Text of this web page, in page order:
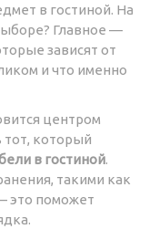
в гостиной. На
Главное —
зависят от
и что именно
центром
тот, который
в гостиной.
такими как
это поможет